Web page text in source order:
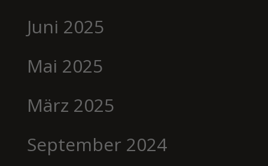
Juni 2025
Mai 2025
März 2025
September 2024